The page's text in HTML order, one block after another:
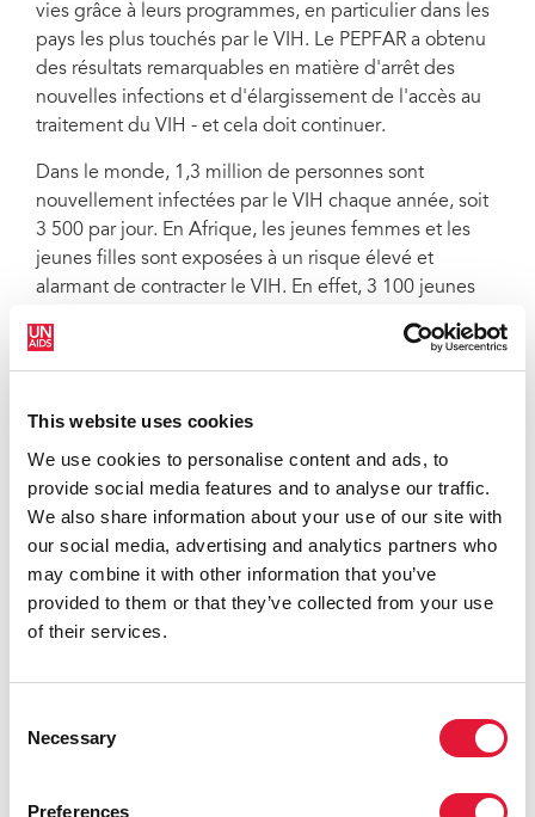
This website uses cookies
We use cookies to personalise content and ads, to
provide social media features and to analyse our traffic.
We also share information about your use of our site with
our social media, advertising and analytics partners who
may combine it with other information that you’ve
provided to them or that they’ve collected from your use
of their services.
Selection
Necessary
Preferences
vies grâce à leurs programmes, en particulier dans les
pays les plus touchés par le VIH. Le PEPFAR a obtenu
des résultats remarquables en matière d'arrêt des
nouvelles infections et d'élargissement de l'accès au
traitement du VIH - et cela doit continuer.
Dans le monde, 1,3 million de personnes sont
nouvellement infectées par le VIH chaque année, soit
3 500 par jour. En Afrique, les jeunes femmes et les
jeunes filles sont exposées à un risque élevé et
alarmant de contracter le VIH. En effet, 3 100 jeunes
infectées par le VIH chaque semaine et au moins la
moitié des personnes appartenant à des populations
Les femmes enceintes vivant dans des régions où la
prévalence du VIH est élevée doivent subir un test de
dépistage du VIH afin de déterminer si elles sont
séropositives et de pouvoir protéger leur bébé en
suivant une thérapie antirétrovirale avant la naissance.
Ainsi, les bébés naîtront exempts du VIH.
De nombreuses organisations fournissant des services
qu'elles allaient fermer leurs portes en raison de la
pause dans le financement avec un manque de clarté
évalue l'impact et fournira des mises à jour régulières